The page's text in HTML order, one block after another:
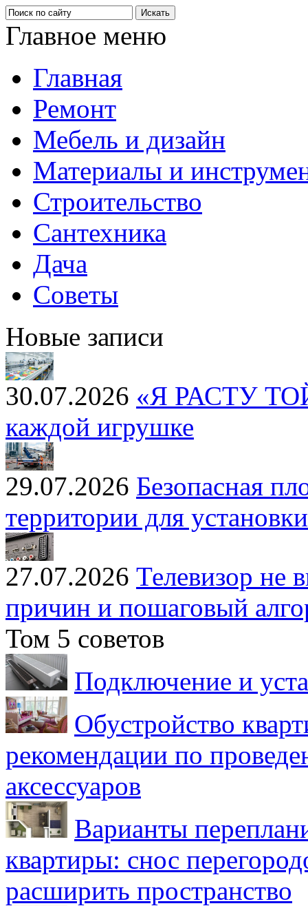
Главное меню
Главная
Ремонт
Мебель и дизайн
Материалы и
Строительство
Сантехника
Дача
Советы
Новые записи
30.07.2026 «Я РАСТУ
каждой игрушке
29.07.2026 Безопасная
территории для
27.07.2026 Телевизор не
причин и пошаговый
Том 5 советов
Подключение и
Обустройство
рекомендации по
аксессуаров
Варианты
квартиры: снос
расширить пространство